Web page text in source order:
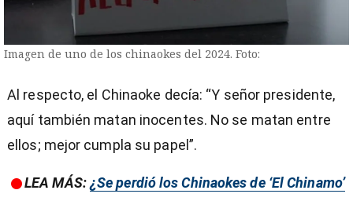
Imagen de uno de los chinaokes del 2024. Foto:
Al respecto, el Chinaoke decía: “Y señor presidente,
aquí también matan inocentes. No se matan entre
ellos; mejor cumpla su papel”.
LEA MÁS:¿Se perdió los Chinaokes de ‘El Chinamo’